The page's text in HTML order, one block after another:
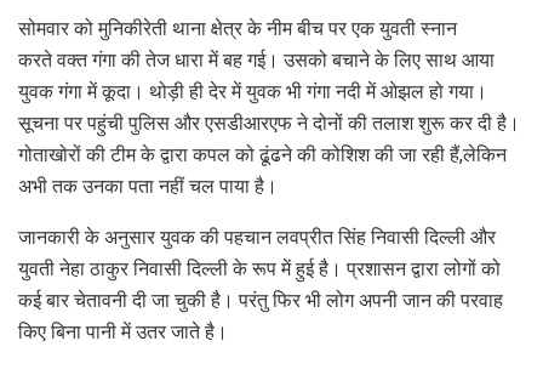
सोमवार को मुनिकीरेती थाना क्षेत्र के नीम बीच पर एक युवती स्नान
करते वक्त गंगा की तेज धारा में बह गई। उसको बचाने के लिए साथ आया
युवक गंगा में कूदा। थोड़ी ही देर में युवक भी गंगा नदी में ओझल हो गया।
सूचना पर पहुंची पुलिस और एसडीआरएफ ने दोनों की तलाश शुरू कर दी है।
गोताखोरों की टीम के द्वारा कपल को ढूंढने की कोशिश की जा रही हैं,लेकिन
अभी तक उनका पता नहीं चल पाया है।
जानकारी के अनुसार युवक की पहचान लवप्रीत सिंह निवासी दिल्ली और
युवती नेहा ठाकुर निवासी दिल्ली के रूप में हुई है। प्रशासन द्वारा लोगों को
कई बार चेतावनी दी जा चुकी है। परंतु फिर भी लोग अपनी जान की परवाह
किए बिना पानी में उतर जाते है।